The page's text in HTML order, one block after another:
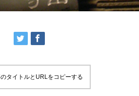
タイトルとURLをコピーする